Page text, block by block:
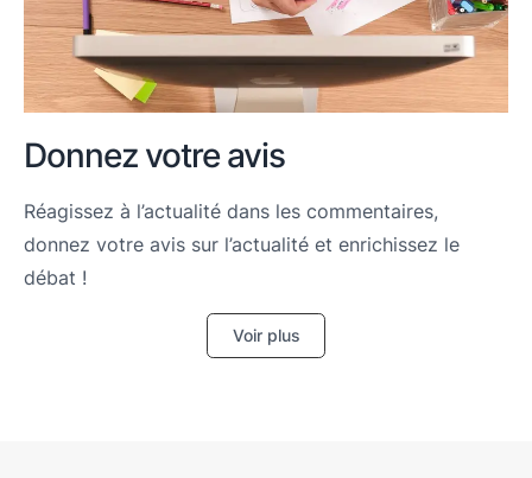
Donnez votre avis
Réagissez à l’actualité dans les commentaires,
donnez votre avis sur l’actualité et enrichissez le
débat !
Voir plus